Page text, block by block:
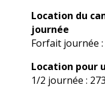
Location du
journée
Forfait journée
Location pour
1/2 journée :